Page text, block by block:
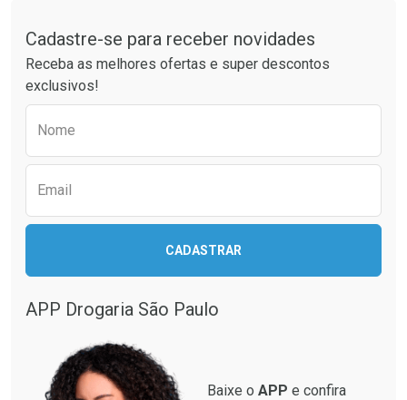
Ver Desconto Convênio
Cadastre-se para receber novidades
Receba as melhores ofertas e super descontos
exclusivos!
Nome
Email
CADASTRAR
APP Drogaria São Paulo
Baixe o APP e confira